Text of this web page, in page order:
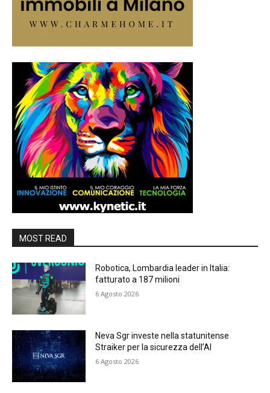
MOST READ
Robotica, Lombardia leader in Italia:
fatturato a 187 milioni
6 Agosto 2026
Neva Sgr investe nella statunitense
Straiker per la sicurezza dell’AI
6 Agosto 2026